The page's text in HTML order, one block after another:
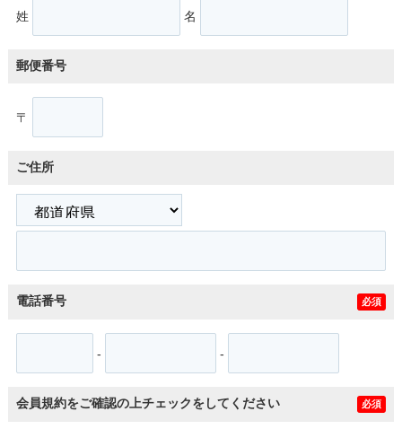
姓 名
郵便番号
〒
ご住所
電話番号 必須
- -
会員規約をご確認の上チェックをしてください 必須